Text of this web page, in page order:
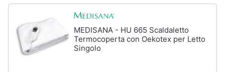
MEDISANA - HU 665 Scaldaletto
Termocoperta con Oekotex per Letto
Singolo